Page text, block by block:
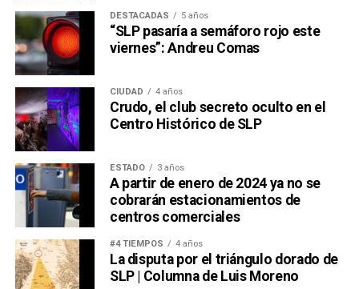
DESTACADAS 5 años
“SLP pasaría a semáforo rojo este
viernes”: Andreu Comas
CIUDAD 4 años
Crudo, el club secreto oculto en el
Centro Histórico de SLP
ESTADO 3 años
A partir de enero de 2024 ya no se
cobrarán estacionamientos de
centros comerciales
#4 TIEMPOS 4 años
La disputa por el triángulo dorado de
SLP | Columna de Luis Moreno